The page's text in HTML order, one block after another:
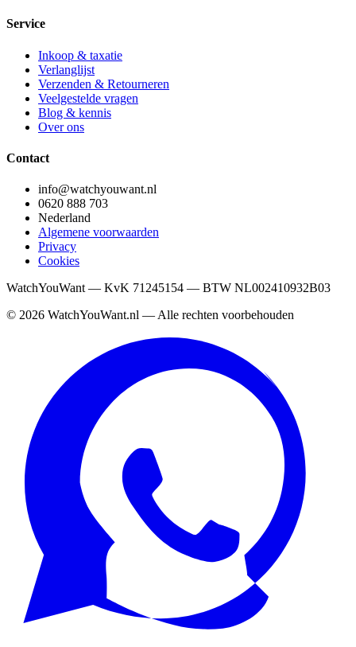
Service
Inkoop & taxatie
Verlanglijst
Verzenden & Retourneren
Veelgestelde vragen
Blog & kennis
Over ons
Contact
info@watchyouwant.nl
0620 888 703
Nederland
Algemene voorwaarden
Privacy
Cookies
WatchYouWant — KvK 71245154 — BTW NL002410932B03
© 2026 WatchYouWant.nl — Alle rechten voorbehouden